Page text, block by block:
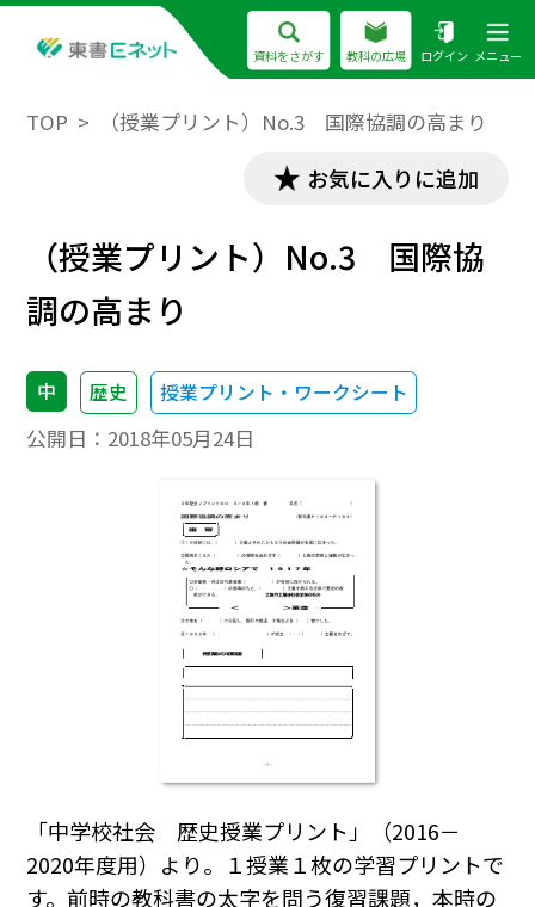
資料をさがす 教科の広場 ログイン メニュー
TOP （授業プリント）No.3 国際協調の高まり
お気に入りに追加
（授業プリント）No.3 国際協
調の高まり
中 歴史 授業プリント・ワークシート
公開日： 2018年05月24日
「中学校社会 歴史授業プリント」（2016－
2020年度用）より。１授業１枚の学習プリントで
す。前時の教科書の太字を問う復習課題，本時の